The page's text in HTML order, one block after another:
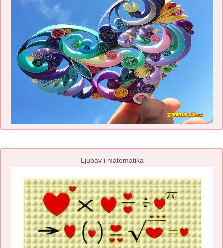
Ljubav i matematika